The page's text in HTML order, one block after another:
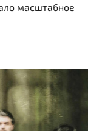
масштабное